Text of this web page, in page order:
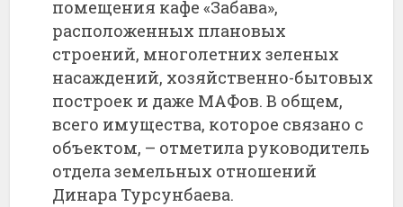
помещения кафе «Забава»,
расположенных плановых
строений, многолетних зеленых
насаждений, хозяйственно-бытовых
построек и даже МАФов. В общем,
всего имущества, которое связано с
объектом, – отметила руководитель
отдела земельных отношений
Динара Турсунбаева.